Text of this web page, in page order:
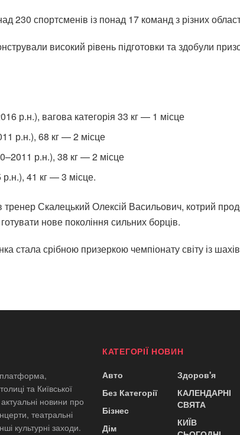
230 спортсменів із понад 17 команд з різних
високий рівень підготовки та здобули
р.н.), вагова категорія 33 кг — 1 місце
р.н.), 68 кг — 2 місце
р.н.), 38 кг — 2 місце
41 кг — 3 місце.
тренер Скалецький Олексій Васильович, котрий
нове покоління сильних борців.
стала срібною призеркою чемпіонату світу із
та Київської
новини про
театральні
культурні заходи.
КАТЕГОРІЇ НОВИН
Авто
Без Категорії
Бізнес
Дім
Здоров'я
КАЛЕНДАРНІ
СВЯТА
КИЇВ